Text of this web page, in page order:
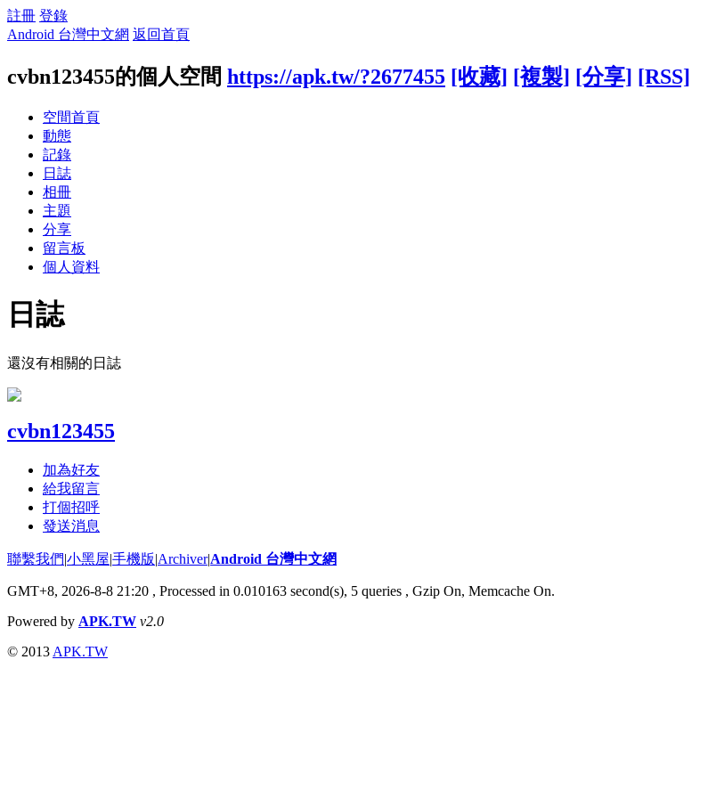
註冊 登錄
Android 台灣中文網 返回首頁
cvbn123455的個人空間 https://apk.tw/?2677455 [收藏] [複製] [分享] [RSS]
空間首頁
動態
記錄
日誌
相冊
主題
分享
留言板
個人資料
日誌
還沒有相關的日誌
cvbn123455
加為好友
給我留言
打個招呼
發送消息
聯繫我們|小黑屋|手機版|Archiver|Android 台灣中文網
GMT+8, 2026-8-8 21:20 , Processed in 0.010163 second(s), 5 queries , Gzip On, Memcache On.
Powered by APK.TW v2.0
© 2013 APK.TW